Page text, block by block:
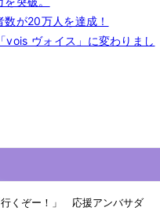
が20万人を達成！
ヴォイス」に変わりまし
くぞー！」 応援アンバサダ